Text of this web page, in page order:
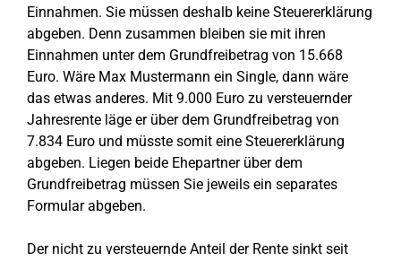
Einnahmen. Sie müssen deshalb keine Steuererklärung
abgeben. Denn zusammen bleiben sie mit ihren
Einnahmen unter dem Grundfreibetrag von 15.668
Euro. Wäre Max Mustermann ein Single, dann wäre
das etwas anderes. Mit 9.000 Euro zu versteuernder
Jahresrente läge er über dem Grundfreibetrag von
7.834 Euro und müsste somit eine Steuererklärung
abgeben. Liegen beide Ehepartner über dem
Grundfreibetrag müssen Sie jeweils ein separates
Formular abgeben.
Der nicht zu versteuernde Anteil der Rente sinkt seit